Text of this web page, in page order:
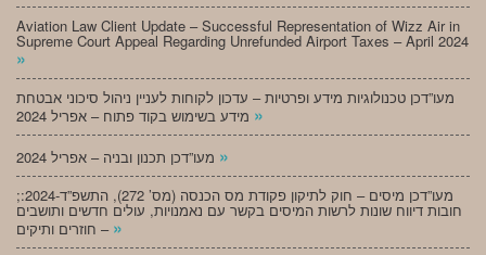
Aviation Law Client Update – Successful Representation of Wizz Air in
Supreme Court Appeal Regarding Unrefunded Airport Taxes – April 2024
»
מעו”דכן טכנולוגיות מידע ופרטיות – עדכון לקוחות לעניין ניהול סיכוני אבטחת
»
»
;מעו”דכן מיסים – חוק לתיקון פקודת מס הכנסה (מס’ 272), התשפ”ד-2024:
חובות דיווח שונות לרשות המיסים בקשר עם נאמנויות, עולים חדשים ותושבים
חוזרים ותיקים – »